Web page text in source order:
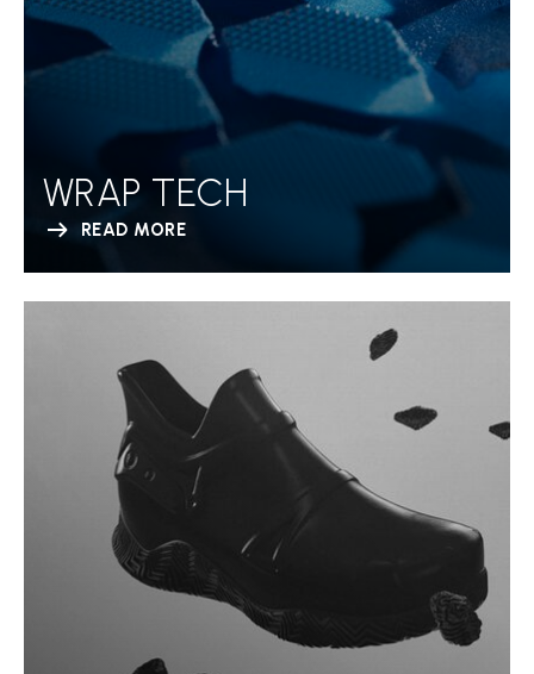
WRAP TECH
READ MORE